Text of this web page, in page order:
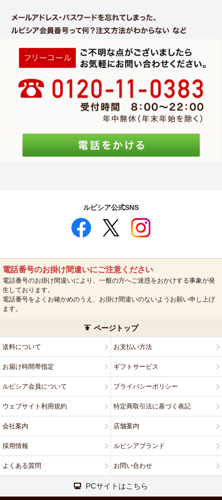
ルピシア公式SNS
電話番号のお掛け間違いにご注意ください
電話番号のお掛け間違いにより、一般の方へご迷惑をおかけする事象が発
生しております。
電話番号をよくお確かめのうえ、お掛け間違いのないようお願い申し上げ
ます。
ページトップ
送料について お支払い方法
お届け時間帯指定 ギフトサービス
ルピシア会員について プライバシーポリシー
ウェブサイト利用規約 特定商取引法に基づく表記
会社案内 店舗案内
採用情報 ルピシアブランド
よくある質問 お問い合わせ
PCサイトはこちら